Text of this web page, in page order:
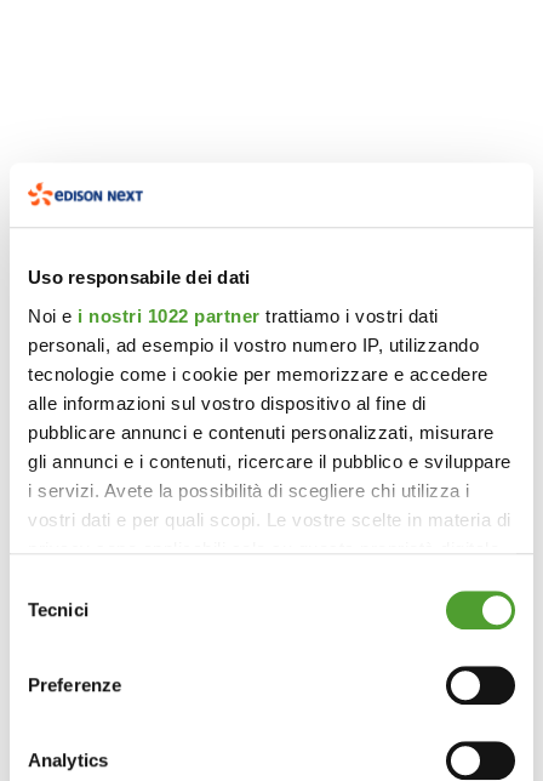
Uso responsabile dei dati
Noi e i nostri 1022 partner trattiamo i vostri dati
personali, ad esempio il vostro numero IP, utilizzando
tecnologie come i cookie per memorizzare e accedere
alle informazioni sul vostro dispositivo al fine di
pubblicare annunci e contenuti personalizzati, misurare
gli annunci e i contenuti, ricercare il pubblico e sviluppare
i servizi. Avete la possibilità di scegliere chi utilizza i
vostri dati e per quali scopi. Le vostre scelte in materia di
modificare o revocare il proprio consenso in qualsiasi
momento dalla Dichiarazione sui cookie o facendo clic
raccogliere informazioni sulla tua posizione
delTecnici
Preferenze
Analytics